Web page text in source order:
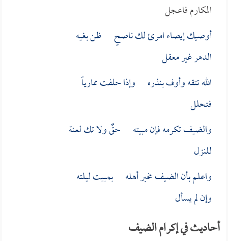
المكارم فاعجل
أوصيك إيصاء امرئ لك ناصحٍ ظن بغيه
الدهر غير معقل
الله تتقه وأوف بنذره وإذا حلفت ممارياً
فتحلل
والضيف تكرمه فإن مبيته حقٌ ولا تك لعنة
للنزل
واعلم بأن الضيف مخبر أهله بمبيت ليلته
وإن لم يسأل
أحاديث في إكرام الضيف